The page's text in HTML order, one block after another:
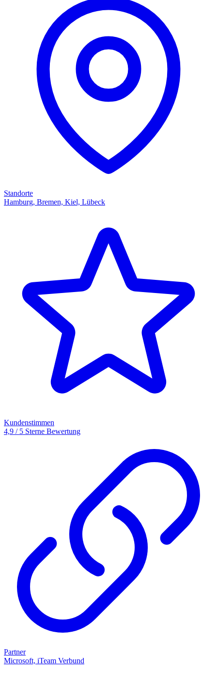
Standorte
Hamburg, Bremen, Kiel, Lübeck
Kundenstimmen
4,9 / 5 Sterne Bewertung
Partner
Microsoft, iTeam Verbund